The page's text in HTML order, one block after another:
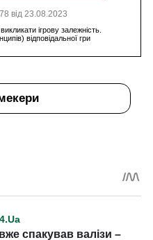
від 23.08.2023
ігрову залежність.
відповідальної гри